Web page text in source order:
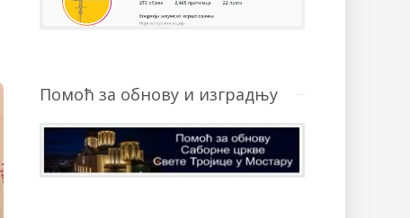
Помоћ за обнову и изградњу